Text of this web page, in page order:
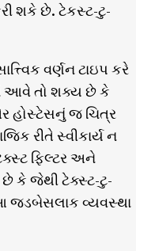
શકે છે. ટેકસ્ટ-ટુ-
વર્ણન ટાઇપ કરે
આવે તો શક્ય છે કે
હોસ્ટેસનું જ ચિત્ર
રીતે સ્વીકાર્ય ન
ફિલ્ટર અને
છે કે જેથી ટેક્સ્ટ-ટુ-
આ જડબેસલાક વ્યવસ્થા